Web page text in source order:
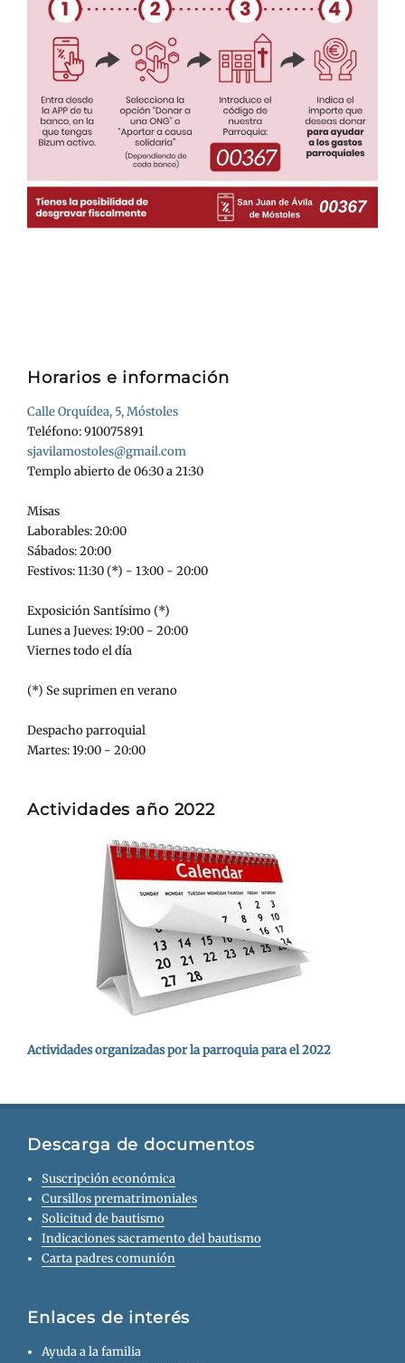
Horarios e información
Calle Orquídea, 5, Móstoles
Teléfono: 910075891
sjavilamostoles@gmail.com
Templo abierto de 06:30 a 21:30
Misas
Laborables: 20:00
Sábados: 20:00
Festivos: 11:30 (*) - 13:00 - 20:00
Exposición Santísimo (*)
Lunes a Jueves: 19:00 - 20:00
Viernes todo el día
(*) Se suprimen en verano
Despacho parroquial
Martes: 19:00 - 20:00
Actividades año 2022
Actividades organizadas por la parroquia para el 2022
Descarga de documentos
Suscripción económica
Cursillos prematrimoniales
Solicitud de bautismo
Indicaciones sacramento del bautismo
Carta padres comunión
Enlaces de interés
Ayuda a la familia